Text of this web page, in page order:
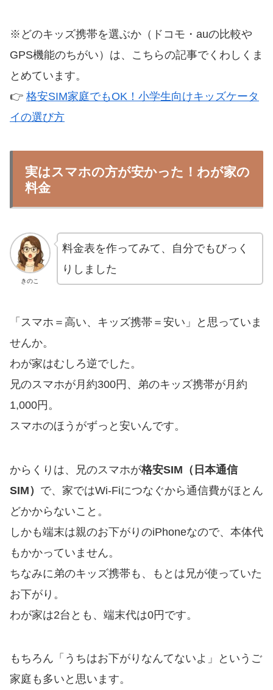
※どのキッズ携帯を選ぶか（ドコモ・auの比較や
GPS機能のちがい）は、こちらの記事でくわしくま
とめています。
👉 格安SIM家庭でもOK！小学生向けキッズケータ
イの選び方
実はスマホの方が安かった！わが家の
料金
きのこ
料金表を作ってみて、自分でもびっく
りしました
「スマホ＝高い、キッズ携帯＝安い」と思っていま
せんか。
わが家はむしろ逆でした。
兄のスマホが月約300円、弟のキッズ携帯が月約
1,000円。
スマホのほうがずっと安いんです。
からくりは、兄のスマホが格安SIM（日本通信
SIM） で、家ではWi-Fiにつなぐから通信費がほとん
どかからないこと。
しかも端末は親のお下がりのiPhoneなので、本体代
もかかっていません。
ちなみに弟のキッズ携帯も、もとは兄が使っていた
お下がり。
わが家は2台とも、端末代は0円です。
もちろん「うちはお下がりなんてないよ」というご
家庭も多いと思います。